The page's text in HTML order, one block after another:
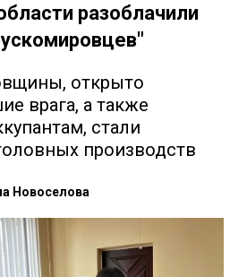
разоблачили
открыто
врага, а также
стали
производств
Новоселова